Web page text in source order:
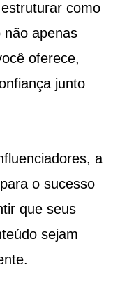
como
não apenas
oferece,
junto
a
o sucesso
que seus
sejam